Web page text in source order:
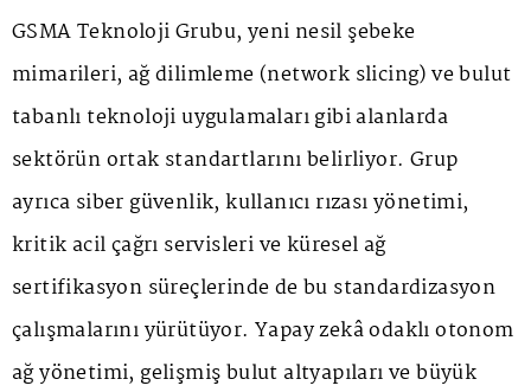
GSMA Teknoloji Grubu, yeni nesil şebeke
mimarileri, ağ dilimleme (network slicing) ve bulut
tabanlı teknoloji uygulamaları gibi alanlarda
sektörün ortak standartlarını belirliyor. Grup
ayrıca siber güvenlik, kullanıcı rızası yönetimi,
kritik acil çağrı servisleri ve küresel ağ
sertifikasyon süreçlerinde de bu standardizasyon
çalışmalarını yürütüyor. Yapay zekâ odaklı otonom
ağ yönetimi, gelişmiş bulut altyapıları ve büyük